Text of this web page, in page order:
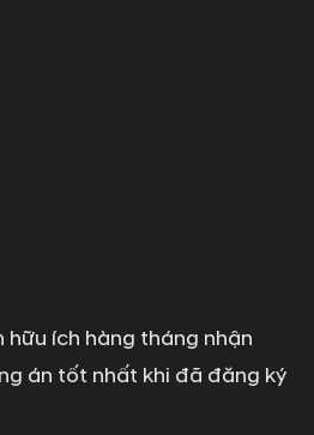
ích hàng tháng nhận
án tốt nhất khi đã đăng ký